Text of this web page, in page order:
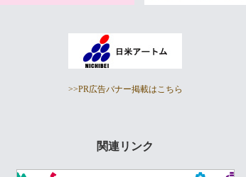
>>PR広告バナー掲載はこちら
関連リンク